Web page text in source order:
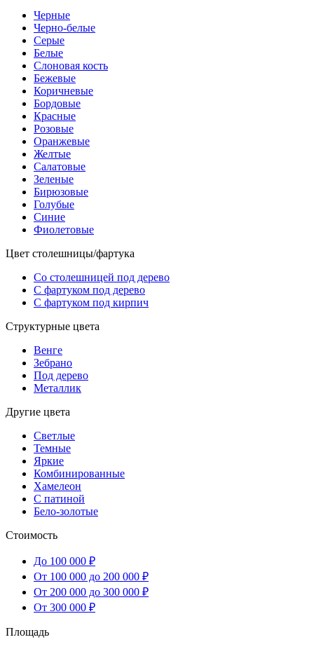
Черные
Черно-белые
Серые
Белые
Слоновая кость
Бежевые
Коричневые
Бордовые
Красные
Розовые
Оранжевые
Желтые
Салатовые
Зеленые
Бирюзовые
Голубые
Синие
Фиолетовые
Цвет столешницы/фартука
Со столешницей под дерево
С фартуком под дерево
С фартуком под кирпич
Структурные цвета
Венге
Зебрано
Под дерево
Металлик
Другие цвета
Светлые
Темные
Яркие
Комбинированные
Хамелеон
С патиной
Бело-золотые
Стоимость
До 100 000 ₽
От 100 000 до 200 000 ₽
От 200 000 до 300 000 ₽
От 300 000 ₽
Площадь